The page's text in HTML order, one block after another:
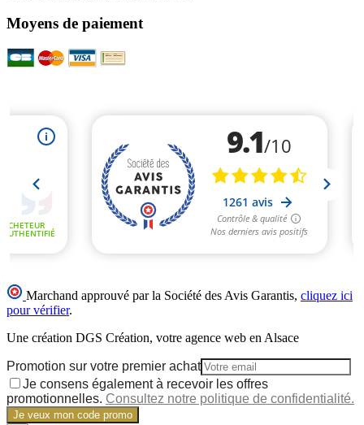
Moyens de paiement
Marchand approuvé par la Société des Avis Garantis, cliquez ici
pour vérifier.
Une création DGS Création, votre agence web en Alsace
Promotion sur votre premier achat
Je consens également à recevoir les offres
promotionnelles. Consultez notre politique de confidentialité.
Je veux mon code promo